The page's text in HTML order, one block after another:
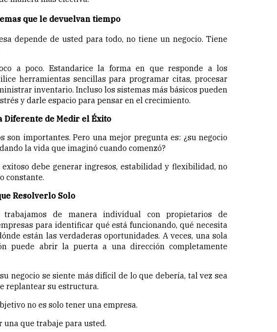
que le devuelvan tiempo
depende de usted para todo, no tiene un negocio. Tiene
a poco. Estandarice la forma en que responde a los
herramientas sencillas para programar citas, procesar
inventario. Incluso los sistemas más básicos pueden
y darle espacio para pensar en el crecimiento.
Diferente de Medir el Éxito
son importantes. Pero una mejor pregunta es: ¿su negocio
la vida que imaginó cuando comenzó?
exitoso debe generar ingresos, estabilidad y flexibilidad, no
constante.
Resolverlo Solo
trabajamos de manera individual con propietarios de
para identificar qué está funcionando, qué necesita
están las verdaderas oportunidades. A veces, una sola
puede abrir la puerta a una dirección completamente
negocio se siente más difícil de lo que debería, tal vez sea
replantear su estructura.
no es solo tener una empresa.
una que trabaje para usted.